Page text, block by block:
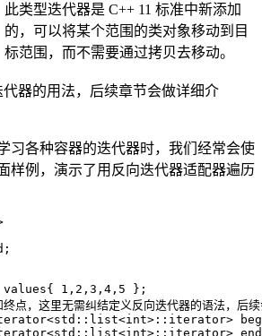
此类型迭代器是 C++ 11 标准中新添加
的，可以将某个范围的类对象移动到目
标范围，而不需要通过拷贝去移动。
代器的用法，后续章节会做详细介
习各种容器的迭代器时，我们经常会使
样例，演示了用反向迭代器适配器遍历
1,2,3,4,5 };
点，这里无需纠结定义反向迭代器的语法，后